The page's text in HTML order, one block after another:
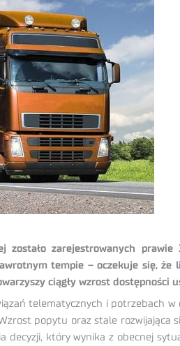
zarejestrowanych
tempie – oczekuje się,
ciągły wzrost dostępności
telematycznych i potrzebach
popytu oraz stale rozwijająca
decyzji, który wynika z obecnej